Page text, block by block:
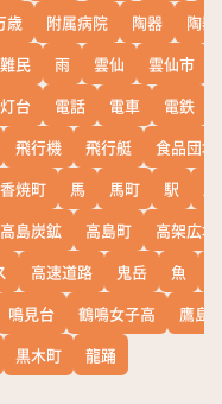
歳 附属病院 陶器
陶器
難民 雨 雲仙 雲仙市
台 電話 電車 電鉄
飛行機 飛行艇
食品団地
香焼町 馬 馬町 駅
高島炭鉱 高島町
高架広場
高速道路 鬼岳 魚
鳴見台 鶴鳴女子高
鷹島
黒木町 龍踊